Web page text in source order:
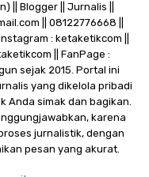
|| Blogger || Jurnalis ||
|| 08122776668 ||
: ketaketikcom ||
|| FanPage :
sejak 2015. Portal ini
yang dikelola pribadi
Anda simak dan bagikan.
karena
jurnalistik, dengan
pesan yang akurat.